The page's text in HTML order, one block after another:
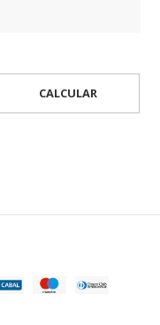
CALCULAR